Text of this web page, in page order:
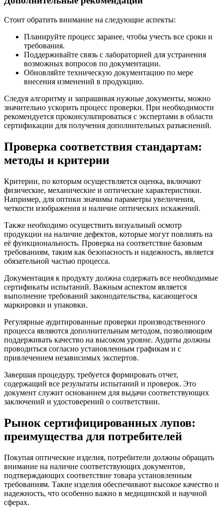
Стоит обратить внимание на следующие аспекты:
Планируйте процесс заранее, чтобы учесть все сроки и
требования.
Поддерживайте связь с лабораторией для устранения
возможных вопросов по документации.
Обновляйте техническую документацию по мере
внесения изменений в продукцию.
Следуя алгоритму и запрашивая нужные документы, можно
значительно ускорить процесс проверки. При необходимости
рекомендуется проконсультироваться с экспертами в области
сертификации для получения дополнительных разъяснений.
Проверка соответствия стандартам:
методы и критерии
Критерии, по которым осуществляется оценка, включают
физические, механические и оптические характеристики.
Например, для оптики значимы параметры увеличения,
четкости изображения и наличие оптических искажений.
Также необходимо осуществить визуальный осмотр
продукции на наличие дефектов, которые могут повлиять на
её функциональность. Проверка на соответствие базовым
требованиям, таким как безопасность и надежность, является
обязательной частью процесса.
Документация к продукту должна содержать все необходимые
сертификаты испытаний. Важным аспектом является
выполнение требований законодательства, касающегося
маркировки и упаковки.
Регулярные аудитированные проверки производственного
процесса являются дополнительным методом, позволяющим
поддерживать качество на высоком уровне. Аудиты должны
проводиться согласно установленным графикам и с
привлечением независимых экспертов.
Завершая процедуру, требуется формировать отчет,
содержащий все результаты испытаний и проверок. Это
документ служит основанием для выдачи соответствующих
заключений и удостоверений о соответствии.
Рынок сертифицированных лупов:
преимущества для потребителей
Покупая оптические изделия, потребители должны обращать
внимание на наличие соответствующих документов,
подтверждающих соответствие товара установленным
требованиям. Такие изделия обеспечивают высокое качество и
надежность, что особенно важно в медицинской и научной
сферах.